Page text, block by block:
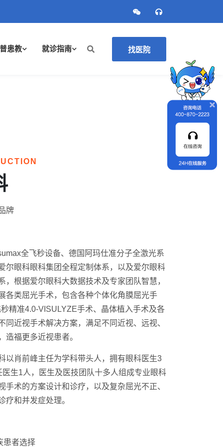
患教 就诊指南 找医院
牌
全飞秒设备、德国阿玛仕准分子全激光系
尔眼科眼科集团全程定制体系，以及爱尔眼科
，根据爱尔眼科大数据技术及专家团队智慧，
各类屈光手术，包含各种个体化角膜屈光手
精准4.0-VISULYZE手术、晶体植入手术及各
同近视手术解决方案，满足不同近视、远视、
造福更多近视患者。
以肖前峰主任为学科带头人，拥有眼科医生3
生1人，医生及医技团队十多人组成专业眼科
手术的方案设计和诊疗，以及复杂屈光不正、
疗和并发症处理。
患者选择